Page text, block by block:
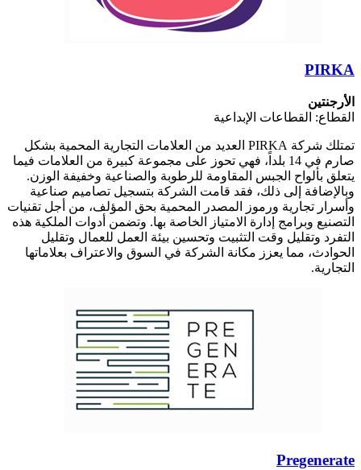
PIRKA
الأرجنتين
القطاع: القطاعات الإبداعية
تمتلك شركة PIRKA العديد من العلامات التجارية المحمية بشكل
صارم في 14 بلداً، فهي تحوز على مجموعة كبيرة من العلامات فيما
يتعلق بألواح الجبس المقاومة للرطوبة والصناعية وخفيفة الوزن.
وبالإضافة إلى ذلك، فقد قامت الشركة بتسجيل تصاميم صناعية
وأسرار تجارية ورموز المصدر المحمية بحق المؤلف، من أجل تقنيات
التصنيع وبرامج إدارة الامتياز الخاصة بها. وتضمن أدوات الملكية هذه
التفرد وتقليل وقت التثبيت وتحسين بيئة العمل للعمال وتقليل
الحوادث، مما يعزز مكانة الشركة في السوق والاعتراف بعلاماتها
التجارية.
Pregenerate